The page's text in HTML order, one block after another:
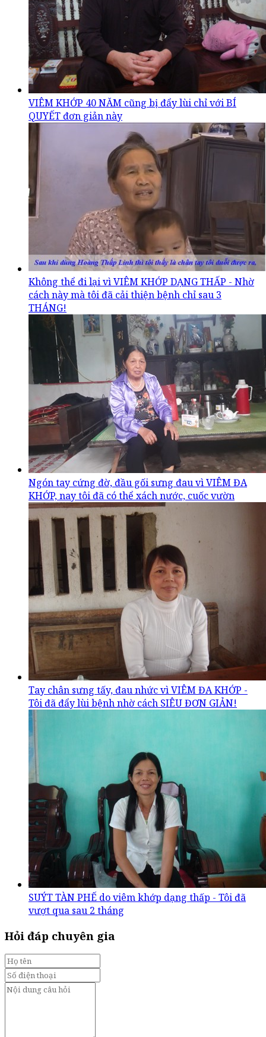
VIÊM KHỚP 40 NĂM cũng bị đẩy lùi chỉ với BÍ
QUYẾT đơn giản này
Không thể đi lại vì VIÊM KHỚP DẠNG THẤP - Nhờ
cách này mà tôi đã cải thiện bệnh chỉ sau 3
THÁNG!
Ngón tay cứng đờ, đầu gối sưng đau vì VIÊM ĐA
KHỚP, nay tôi đã có thể xách nước, cuốc vườn
Tay chân sưng tấy, đau nhức vì VIÊM ĐA KHỚP -
Tôi đã đẩy lùi bệnh nhờ cách SIÊU ĐƠN GIẢN!
SUÝT TÀN PHẾ do viêm khớp dạng thấp - Tôi đã
vượt qua sau 2 tháng
Hỏi đáp chuyên gia